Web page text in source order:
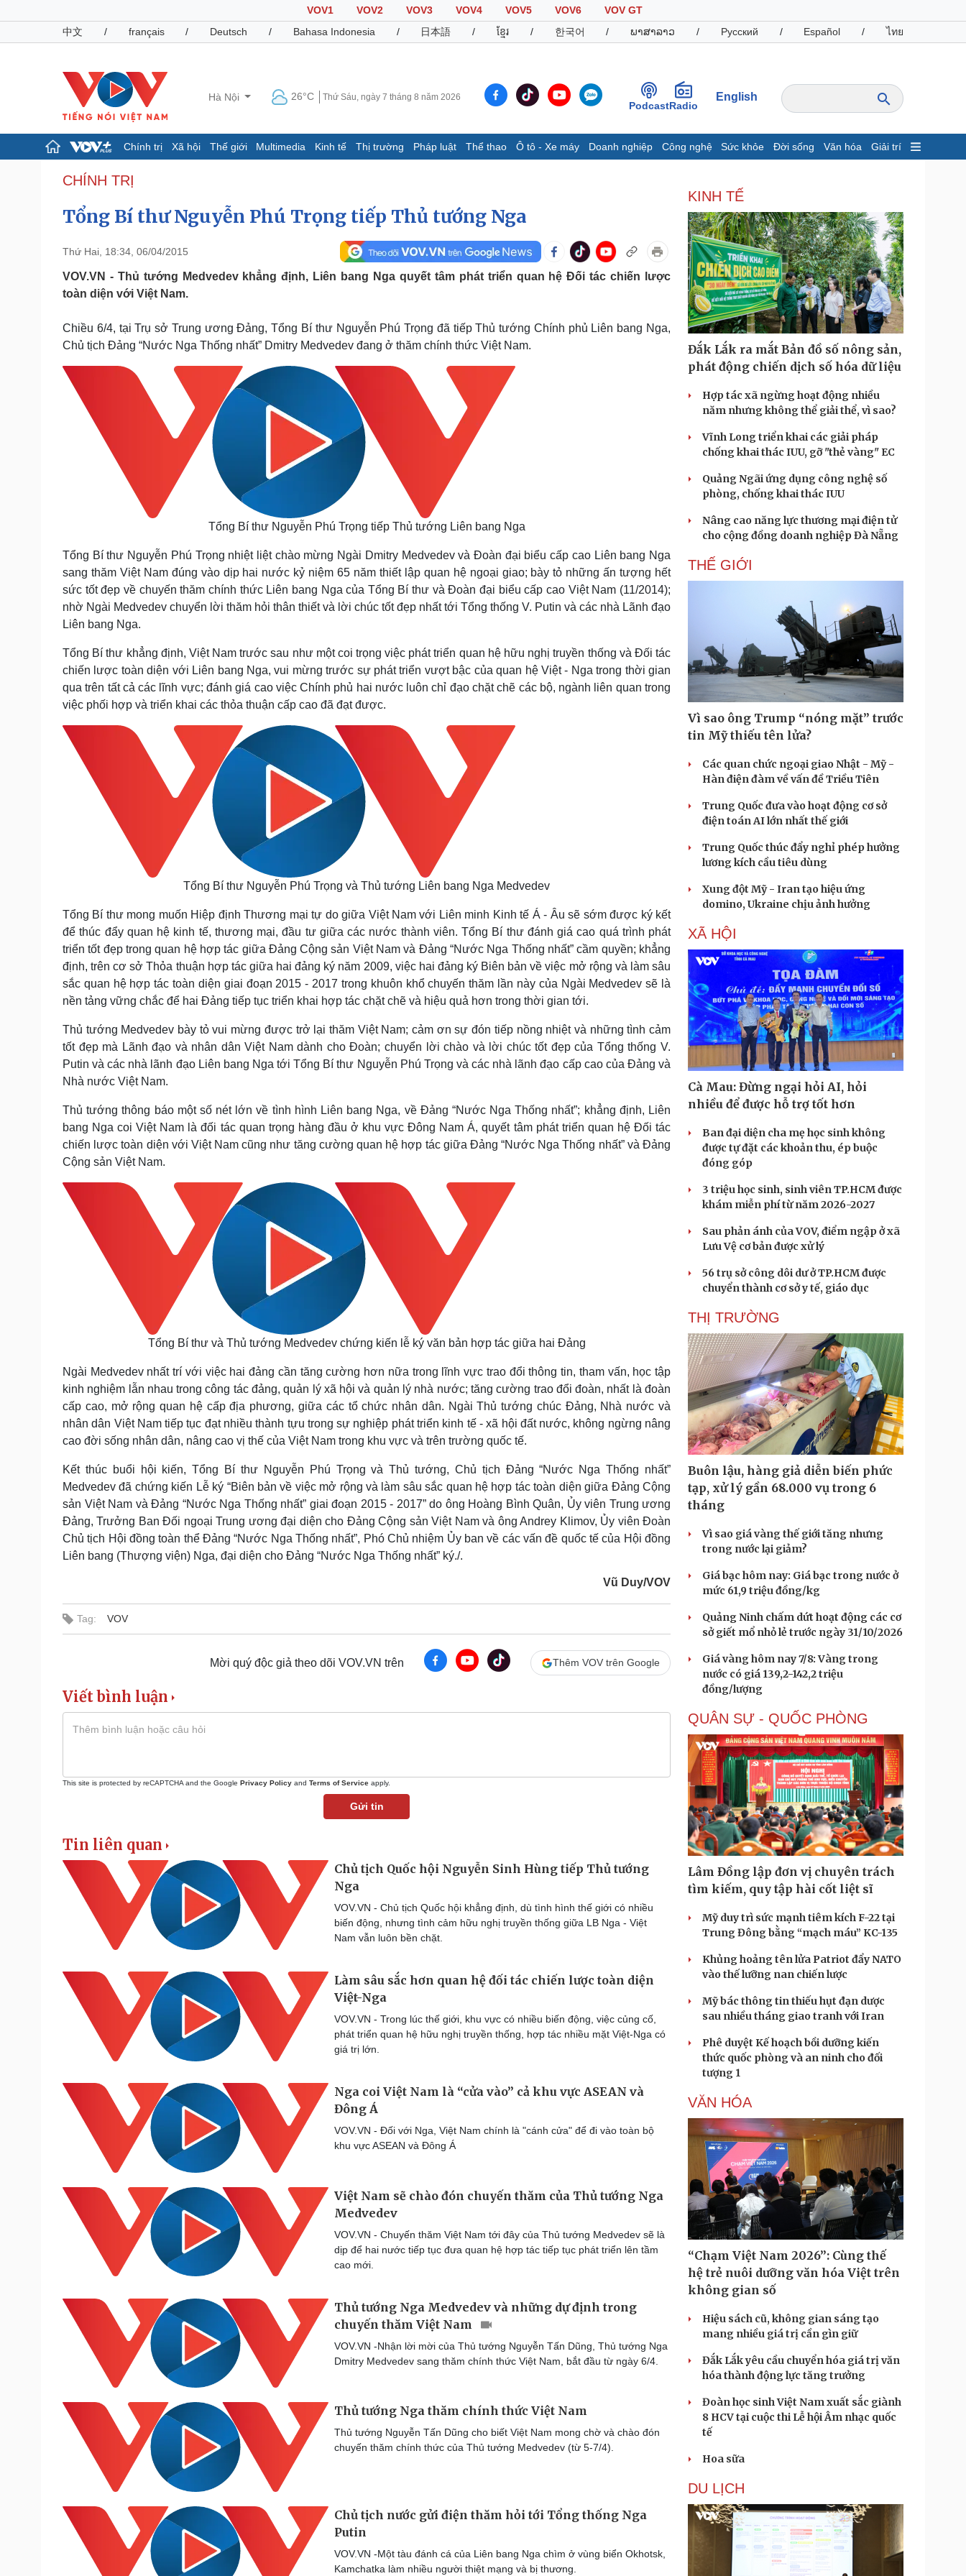
VOV1 VOV2 VOV3 VOV4 VOV5 VOV6
VOV GT
中文
/ français / Deutsch / Bahasa Indonesia / 日本語 / ខ្មែរ / 한국어 / ພາສາລາວ / Русский / Español / ไทย
Hà Nội 26°C Thứ Sáu, ngày 7 tháng 8 năm 2026
PodcastRadio
English
Chính trị Xã hội Thế giới Multimedia Kinh tế Thị trường Pháp luật Thể thao Ô tô - Xe máy Doanh nghiệp Công nghệ Sức khỏe Đời sống Văn hóa Giải trí
Chính trị
Tổ chức nhân sự
Quốc hội
Dự báo thời tiết
Giáo dục
Biển đảo
Cuộc sống đó đây
Hồ sơ
Ảnh
E-Magazine
Infographic
Bất động sản
Khởi nghiệp
Tiêu dùng
Tỷ giá
Chứng khoán
Giá cà phê
Pháp luật
Tin nóng
Tư vấn luật
Việt Nam
Phân tích
Lịch thi đấu bóng đá
Thế giới thể thao
Hậu trường
Xe máy
Tư vấn
Doanh nghiệp
Thông tin doanh nghiệp
Doanh nghiệp 24h
Doanh nhân
Vì cộng đồng
Công nghệ
Sành điệu
Tin Công nghệ
Trải nghiệm
Chuyển đổi số
Sức khỏe
Dinh dưỡng - món ngon
Cây thuốc
Sản phụ khoa
Làm đẹp - giảm cân
Phòng mạch online
Đời sống
Nhà đẹp
Blog
Tình yêu - Gia đình
Văn hóa
Sân khấu - Điện ảnh
Văn học
Âm nhạc
Di sản
Giải trí
Podcast
Câu chuyện thời sự
Đọc truyện đêm khuya
Cửa sổ tình yêu
Hạt giống tâm hồn
Cải chính
CHÍNH TRỊ
Tổng Bí thư Nguyễn Phú Trọng tiếp Thủ tướng Nga
Thứ Hai, 18:34, 06/04/2015
VOV.VN - Thủ tướng Medvedev khẳng định, Liên bang Nga quyết tâm phát triển quan hệ Đối tác chiến lược
toàn diện với Việt Nam.
Chiều 6/4, tại Trụ sở Trung ương Đảng, Tổng Bí thư Nguyễn Phú Trọng đã tiếp Thủ tướng Chính phủ Liên bang Nga,
Chủ tịch Đảng “Nước Nga Thống nhất” Dmitry Medvedev đang ở thăm chính thức Việt Nam.
Tổng Bí thư Nguyễn Phú Trọng tiếp Thủ tướng Liên bang Nga
Tổng Bí thư Nguyễn Phú Trọng nhiệt liệt chào mừng Ngài Dmitry Medvedev và Đoàn đại biểu cấp cao Liên bang Nga
sang thăm Việt Nam đúng vào dịp hai nước kỷ niệm 65 năm thiết lập quan hệ ngoại giao; bày tỏ những ấn tượng hết
sức tốt đẹp về chuyến thăm chính thức Liên bang Nga của Tổng Bí thư và Đoàn đại biểu cấp cao Việt Nam (11/2014);
nhờ Ngài Medvedev chuyển lời thăm hỏi thân thiết và lời chúc tốt đẹp nhất tới Tổng thống V. Putin và các nhà Lãnh đạo
Liên bang Nga.
Tổng Bí thư khẳng định, Việt Nam trước sau như một coi trọng việc phát triển quan hệ hữu nghị truyền thống và Đối tác
chiến lược toàn diện với Liên bang Nga, vui mừng trước sự phát triển vượt bậc của quan hệ Việt - Nga trong thời gian
qua trên tất cả các lĩnh vực; đánh giá cao việc Chính phủ hai nước luôn chỉ đạo chặt chẽ các bộ, ngành liên quan trong
việc phối hợp và triển khai các thỏa thuận cấp cao đã đạt được.
Tổng Bí thư Nguyễn Phú Trọng và Thủ tướng Liên bang Nga Medvedev
Tổng Bí thư mong muốn Hiệp định Thương mại tự do giữa Việt Nam với Liên minh Kinh tế Á - Âu sẽ sớm được ký kết
để thúc đẩy quan hệ kinh tế, thương mại, đầu tư giữa các nước thành viên. Tổng Bí thư đánh giá cao quá trình phát
triển tốt đẹp trong quan hệ hợp tác giữa Đảng Cộng sản Việt Nam và Đảng “Nước Nga Thống nhất” cầm quyền; khẳng
định, trên cơ sở Thỏa thuận hợp tác giữa hai đảng ký năm 2009, việc hai đảng ký Biên bản về việc mở rộng và làm sâu
sắc quan hệ hợp tác toàn diện giai đoạn 2015 - 2017 trong khuôn khổ chuyến thăm lần này của Ngài Medvedev sẽ là
nền tảng vững chắc để hai Đảng tiếp tục triển khai hợp tác chặt chẽ và hiệu quả hơn trong thời gian tới.
Thủ tướng Medvedev bày tỏ vui mừng được trở lại thăm Việt Nam; cảm ơn sự đón tiếp nồng nhiệt và những tình cảm
tốt đẹp mà Lãnh đạo và nhân dân Việt Nam dành cho Đoàn; chuyển lời chào và lời chúc tốt đẹp của Tổng thống V.
Putin và các nhà lãnh đạo Liên bang Nga tới Tổng Bí thư Nguyễn Phú Trọng và các nhà lãnh đạo cấp cao của Đảng và
Nhà nước Việt Nam.
Thủ tướng thông báo một số nét lớn về tình hình Liên bang Nga, về Đảng “Nước Nga Thống nhất”; khẳng định, Liên
bang Nga coi Việt Nam là đối tác quan trọng hàng đầu ở khu vực Đông Nam Á, quyết tâm phát triển quan hệ Đối tác
chiến lược toàn diện với Việt Nam cũng như tăng cường quan hệ hợp tác giữa Đảng “Nước Nga Thống nhất” và Đảng
Cộng sản Việt Nam.
Tổng Bí thư và Thủ tướng Medvedev chứng kiến lễ ký văn bản hợp tác giữa hai Đảng
Ngài Medvedev nhất trí với việc hai đảng cần tăng cường hơn nữa trong lĩnh vực trao đổi thông tin, tham vấn, học tập
kinh nghiệm lẫn nhau trong công tác đảng, quản lý xã hội và quản lý nhà nước; tăng cường trao đổi đoàn, nhất là đoàn
cấp cao, mở rộng quan hệ cấp địa phương, giữa các tổ chức nhân dân. Ngài Thủ tướng chúc Đảng, Nhà nước và
nhân dân Việt Nam tiếp tục đạt nhiều thành tựu trong sự nghiệp phát triển kinh tế - xã hội đất nước, không ngừng nâng
cao đời sống nhân dân, nâng cao vị thế của Việt Nam trong khu vực và trên trường quốc tế.
Kết thúc buổi hội kiến, Tổng Bí thư Nguyễn Phú Trọng và Thủ tướng, Chủ tịch Đảng “Nước Nga Thống nhất”
Medvedev đã chứng kiến Lễ ký “Biên bản về việc mở rộng và làm sâu sắc quan hệ hợp tác toàn diện giữa Đảng Cộng
sản Việt Nam và Đảng “Nước Nga Thống nhất” giai đoạn 2015 - 2017” do ông Hoàng Bình Quân, Ủy viên Trung ương
Đảng, Trưởng Ban Đối ngoại Trung ương đại diện cho Đảng Cộng sản Việt Nam và ông Andrey Klimov, Ủy viên Đoàn
Chủ tịch Hội đồng toàn thể Đảng “Nước Nga Thống nhất”, Phó Chủ nhiệm Ủy ban về các vấn đề quốc tế của Hội đồng
Liên bang (Thượng viện) Nga, đại diện cho Đảng “Nước Nga Thống nhất” ký./.
Vũ Duy/VOV
Tag: VOV
Mời quý độc giả theo dõi VOV.VN trên Thêm VOV trên Google
Viết bình luận
This site is protected by reCAPTCHA and the Google Privacy Policy and Terms of Service apply.
Gửi tin
Tin liên quan
Chủ tịch Quốc hội Nguyễn Sinh Hùng tiếp Thủ tướng
Nga
VOV.VN - Chủ tịch Quốc hội khẳng định, dù tình hình thế giới có nhiều
biến động, nhưng tình cảm hữu nghị truyền thống giữa LB Nga - Việt
Nam vẫn luôn bền chặt.
Làm sâu sắc hơn quan hệ đối tác chiến lược toàn diện
Việt-Nga
VOV.VN - Trong lúc thế giới, khu vực có nhiều biến động, việc củng cố,
phát triển quan hệ hữu nghị truyền thống, hợp tác nhiều mặt Việt-Nga có
giá trị lớn.
Nga coi Việt Nam là “cửa vào” cả khu vực ASEAN và
Đông Á
VOV.VN - Đối với Nga, Việt Nam chính là "cánh cửa" để đi vào toàn bộ
khu vực ASEAN và Đông Á
Việt Nam sẽ chào đón chuyến thăm của Thủ tướng Nga
Medvedev
VOV.VN - Chuyến thăm Việt Nam tới đây của Thủ tướng Medvedev sẽ là
dịp để hai nước tiếp tục đưa quan hệ hợp tác tiếp tục phát triển lên tầm
cao mới.
Thủ tướng Nga Medvedev và những dự định trong
chuyến thăm Việt Nam
VOV.VN -Nhận lời mời của Thủ tướng Nguyễn Tấn Dũng, Thủ tướng Nga
Dmitry Medvedev sang thăm chính thức Việt Nam, bắt đầu từ ngày 6/4.
Thủ tướng Nga thăm chính thức Việt Nam
Thủ tướng Nguyễn Tấn Dũng cho biết Việt Nam mong chờ và chào đón
chuyến thăm chính thức của Thủ tướng Medvedev (từ 5-7/4).
Chủ tịch nước gửi điện thăm hỏi tới Tổng thống Nga
Putin
VOV.VN -Một tàu đánh cá của Liên bang Nga chìm ở vùng biển Okhotsk,
Kamchatka làm nhiều người thiệt mạng và bị thương.
KINH TẾ
Đắk Lắk ra mắt Bản đồ số nông sản,
phát động chiến dịch số hóa dữ liệu
Hợp tác xã ngừng hoạt động nhiều
năm nhưng không thể giải thể, vì sao?
Vĩnh Long triển khai các giải pháp
chống khai thác IUU, gỡ "thẻ vàng" EC
Quảng Ngãi ứng dụng công nghệ số
phòng, chống khai thác IUU
Nâng cao năng lực thương mại điện tử
cho cộng đồng doanh nghiệp Đà Nẵng
THẾ GIỚI
Vì sao ông Trump “nóng mặt” trước
tin Mỹ thiếu tên lửa?
Các quan chức ngoại giao Nhật - Mỹ -
Hàn điện đàm về vấn đề Triều Tiên
Trung Quốc đưa vào hoạt động cơ sở
điện toán AI lớn nhất thế giới
Trung Quốc thúc đẩy nghỉ phép hưởng
lương kích cầu tiêu dùng
Xung đột Mỹ - Iran tạo hiệu ứng
domino, Ukraine chịu ảnh hưởng
XÃ HỘI
Cà Mau: Đừng ngại hỏi AI, hỏi
nhiều để được hỗ trợ tốt hơn
Ban đại diện cha mẹ học sinh không
được tự đặt các khoản thu, ép buộc
đóng góp
3 triệu học sinh, sinh viên TP.HCM được
khám miễn phí từ năm 2026-2027
Sau phản ánh của VOV, điểm ngập ở xã
Lưu Vệ cơ bản được xử lý
56 trụ sở công dôi dư ở TP.HCM được
chuyển thành cơ sở y tế, giáo dục
THỊ TRƯỜNG
Buôn lậu, hàng giả diễn biến phức
tạp, xử lý gần 68.000 vụ trong 6
tháng
Vì sao giá vàng thế giới tăng nhưng
trong nước lại giảm?
Giá bạc hôm nay: Giá bạc trong nước ở
mức 61,9 triệu đồng/kg
Quảng Ninh chấm dứt hoạt động các cơ
sở giết mổ nhỏ lẻ trước ngày 31/10/2026
Giá vàng hôm nay 7/8: Vàng trong
nước có giá 139,2-142,2 triệu
đồng/lượng
QUÂN SỰ - QUỐC PHÒNG
Lâm Đồng lập đơn vị chuyên trách
tìm kiếm, quy tập hài cốt liệt sĩ
Mỹ duy trì sức mạnh tiêm kích F-22 tại
Trung Đông bằng “mạch máu” KC-135
Khủng hoảng tên lửa Patriot đẩy NATO
vào thế lưỡng nan chiến lược
Mỹ bác thông tin thiếu hụt đạn dược
sau nhiều tháng giao tranh với Iran
Phê duyệt Kế hoạch bồi dưỡng kiến
thức quốc phòng và an ninh cho đối
tượng 1
VĂN HÓA
“Chạm Việt Nam 2026”: Cùng thế
hệ trẻ nuôi dưỡng văn hóa Việt trên
không gian số
Hiệu sách cũ, không gian sáng tạo
mang nhiều giá trị cần gìn giữ
Đắk Lắk yêu cầu chuyển hóa giá trị văn
hóa thành động lực tăng trưởng
Đoàn học sinh Việt Nam xuất sắc giành
8 HCV tại cuộc thi Lễ hội Âm nhạc quốc
tế
Hoa sữa
DU LỊCH